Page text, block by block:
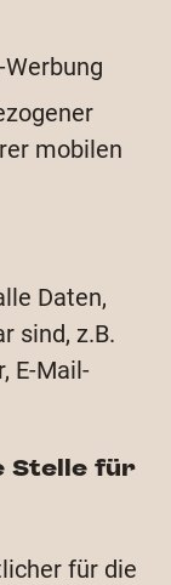
mobilen
Daten,
sind, z.B.
E-Mail-
Stelle für
für die